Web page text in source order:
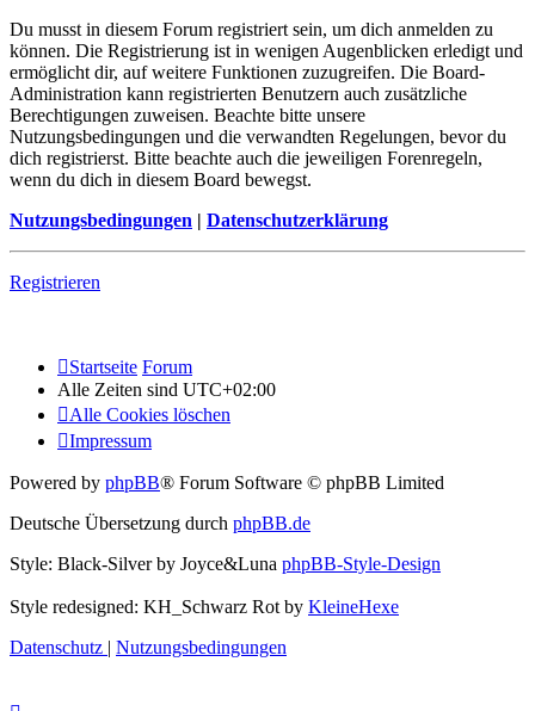
Du musst in diesem Forum registriert sein, um dich anmelden zu
können. Die Registrierung ist in wenigen Augenblicken erledigt und
ermöglicht dir, auf weitere Funktionen zuzugreifen. Die Board-
Administration kann registrierten Benutzern auch zusätzliche
Berechtigungen zuweisen. Beachte bitte unsere
Nutzungsbedingungen und die verwandten Regelungen, bevor du
dich registrierst. Bitte beachte auch die jeweiligen Forenregeln,
wenn du dich in diesem Board bewegst.
Nutzungsbedingungen | Datenschutzerklärung
Registrieren
Startseite Forum
Alle Zeiten sind UTC+02:00
Alle Cookies löschen
Impressum
Powered by phpBB® Forum Software © phpBB Limited
Deutsche Übersetzung durch phpBB.de
Style: Black-Silver by Joyce&Luna phpBB-Style-Design
Style redesigned: KH_Schwarz Rot by KleineHexe
Datenschutz | Nutzungsbedingungen